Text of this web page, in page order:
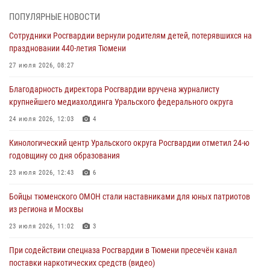
06 августа 2026, 04:41 3
Росгвардейцы в Тюменской области почтили память генерала
армии Ивана Кирилловича Яковлева
05 августа 2026, 11:03
В Тюмени офицер Росгвардии в радиоэфире напомнил гражданам о
мерах безопасного владения оружием
05 августа 2026, 09:56
Военнослужащие Росгвардии сбили дрон-разведчик ВСУ на южном
направлении
05 августа 2026, 05:35
Стальной характер продемонстрировали росгвардейцы в ходе
масштабных спортивных событий на Урале
05 августа 2026, 05:22
ПОПУЛЯРНЫЕ НОВОСТИ
Сотрудники Росгвардии вернули родителям детей, потерявшихся на
праздновании 440-летия Тюмени
27 июля 2026, 08:27
Благодарность директора Росгвардии вручена журналисту
крупнейшего медиахолдинга Уральского федерального округа
24 июля 2026, 12:03 4
Кинологический центр Уральского округа Росгвардии отметил 24-ю
годовщину со дня образования
23 июля 2026, 12:43 6
Бойцы тюменского ОМОН стали наставниками для юных патриотов
из региона и Москвы
23 июля 2026, 11:02 3
При содействии спецназа Росгвардии в Тюмени пресечён канал
поставки наркотических средств (видео)